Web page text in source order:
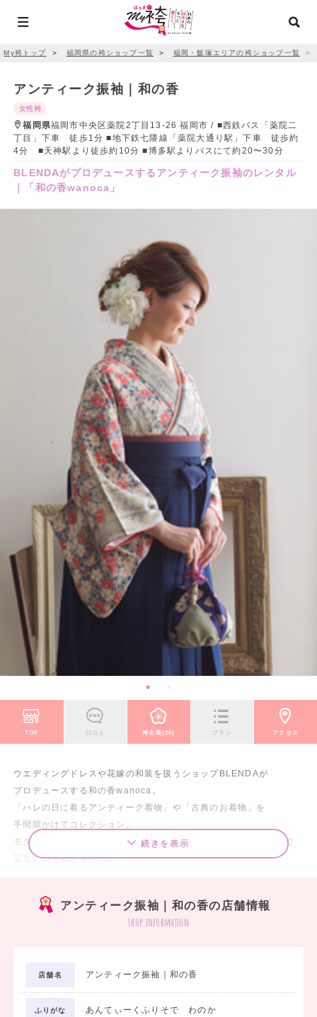
My袴トップ ＞ 福岡県の袴ショップ一覧 ＞ 福岡・飯塚エリアの袴ショップ一覧 ＞
アンティーク振袖｜和の香
女性袴
福岡県福岡市中央区薬院2丁目13-26 福岡市 / ■西鉄バス「薬院二
丁目」下車 徒歩1分 ■地下鉄七隈線「薬院大通り駅」下車 徒歩約
4分 ■天神駅より徒歩約10分 ■博多駅よりバスにて約20〜30分
BLENDAがプロデュースするアンティーク振袖のレンタル
｜「和の香wanoca」
TOP 口コミ 袴衣装(26) プラン アクセス
ウエディングドレスや花嫁の和装を扱うショップBLENDAが
プロデュースする和の香wanoca。
「ハレの日に着るアンティーク着物」や「古典のお着物」を
手間隙かけてコレクション。
モダンなデザインや職人技が光る大正から昭和初期の貴重な着物で
記念の日を迎えませんか。
9月末日までのご成約者に
①袴フルセットが通常価格の10％オフ
※レンタル商品は常時ご覧頂けますが、全て一点もののため数に限り
がございます。
続きを表示
アンティーク振袖｜和の香の店舗情報
shop information
店舗名 アンティーク振袖｜和の香
ふりがな あんてぃーくふりそで わのか